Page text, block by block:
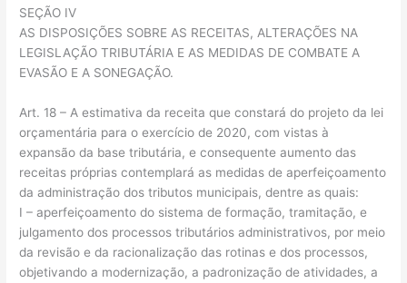
SEÇÃO IV
AS DISPOSIÇÕES SOBRE AS RECEITAS, ALTERAÇÕES NA
LEGISLAÇÃO TRIBUTÁRIA E AS MEDIDAS DE COMBATE A
EVASÃO E A SONEGAÇÃO.
Art. 18 – A estimativa da receita que constará do projeto da lei
orçamentária para o exercício de 2020, com vistas à
expansão da base tributária, e consequente aumento das
receitas próprias contemplará as medidas de aperfeiçoamento
da administração dos tributos municipais, dentre as quais:
I – aperfeiçoamento do sistema de formação, tramitação, e
julgamento dos processos tributários administrativos, por meio
da revisão e da racionalização das rotinas e dos processos,
objetivando a modernização, a padronização de atividades, a